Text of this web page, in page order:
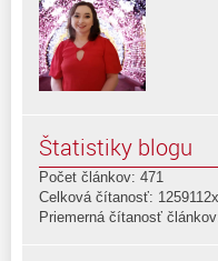
Štatistiky blogu
Počet článkov: 471
Celková čítanosť: 1259112x
Priemerná čítanosť